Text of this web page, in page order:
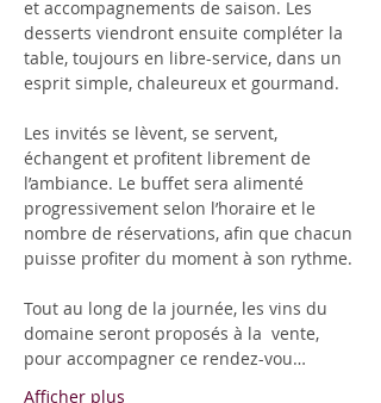
et accompagnements de saison. Les
desserts viendront ensuite compléter la
table, toujours en libre-service, dans un
esprit simple, chaleureux et gourmand.
Les invités se lèvent, se servent,
échangent et profitent librement de
l’ambiance. Le buffet sera alimenté
progressivement selon l’horaire et le
nombre de réservations, afin que chacun
puisse profiter du moment à son rythme.
Tout au long de la journée, les vins du
domaine seront proposés à la  vente,
pour accompagner ce rendez-vou…
Afficher plus